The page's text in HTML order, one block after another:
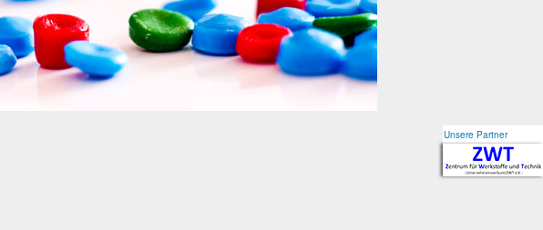
Unsere Partner
Unsere Partner